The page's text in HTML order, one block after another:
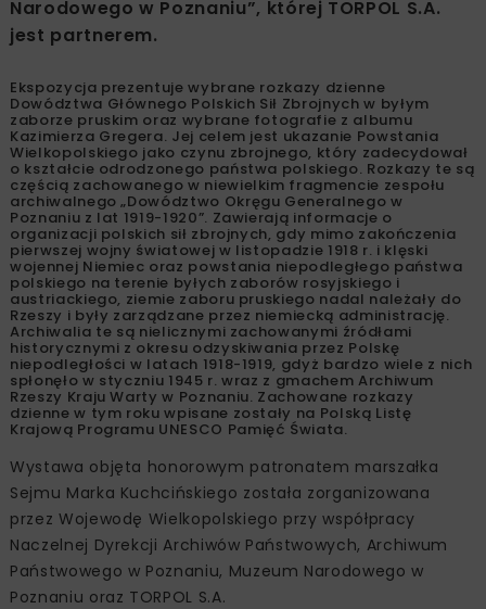
Narodowego w Poznaniu”, której TORPOL S.A.
jest partnerem.
Ekspozycja prezentuje wybrane rozkazy dzienne
Dowództwa Głównego Polskich Sił Zbrojnych w byłym
zaborze pruskim oraz wybrane fotografie z albumu
Kazimierza Gregera. Jej celem jest ukazanie Powstania
Wielkopolskiego jako czynu zbrojnego, który zadecydował
o kształcie odrodzonego państwa polskiego. Rozkazy te są
częścią zachowanego w niewielkim fragmencie zespołu
archiwalnego „Dowództwo Okręgu Generalnego w
Poznaniu z lat 1919-1920”. Zawierają informacje o
organizacji polskich sił zbrojnych, gdy mimo zakończenia
pierwszej wojny światowej w listopadzie 1918 r. i klęski
wojennej Niemiec oraz powstania niepodległego państwa
polskiego na terenie byłych zaborów rosyjskiego i
austriackiego, ziemie zaboru pruskiego nadal należały do
Rzeszy i były zarządzane przez niemiecką administrację.
Archiwalia te są nielicznymi zachowanymi źródłami
historycznymi z okresu odzyskiwania przez Polskę
niepodległości w latach 1918-1919, gdyż bardzo wiele z nich
spłonęło w styczniu 1945 r. wraz z gmachem Archiwum
Rzeszy Kraju Warty w Poznaniu. Zachowane rozkazy
dzienne w tym roku wpisane zostały na Polską Listę
Krajową Programu UNESCO Pamięć Świata.
Wystawa objęta honorowym patronatem marszałka
Sejmu Marka Kuchcińskiego została zorganizowana
przez Wojewodę Wielkopolskiego przy współpracy
Naczelnej Dyrekcji Archiwów Państwowych, Archiwum
Państwowego w Poznaniu, Muzeum Narodowego w
Poznaniu oraz TORPOL S.A.